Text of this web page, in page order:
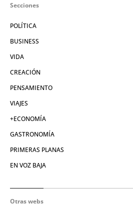
Secciones
POLÍTICA
BUSINESS
VIDA
CREACIÓN
PENSAMIENTO
VIAJES
+ECONOMÍA
GASTRONOMÍA
PRIMERAS PLANAS
EN VOZ BAJA
Otras webs